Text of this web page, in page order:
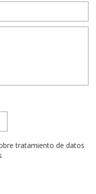
tratamiento de datos